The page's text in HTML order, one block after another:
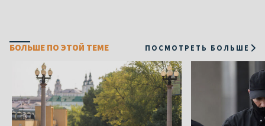
БОЛЬШЕ ПО ЭТОЙ ТЕМЕ ПОСМОТРЕТЬ БОЛЬШЕ